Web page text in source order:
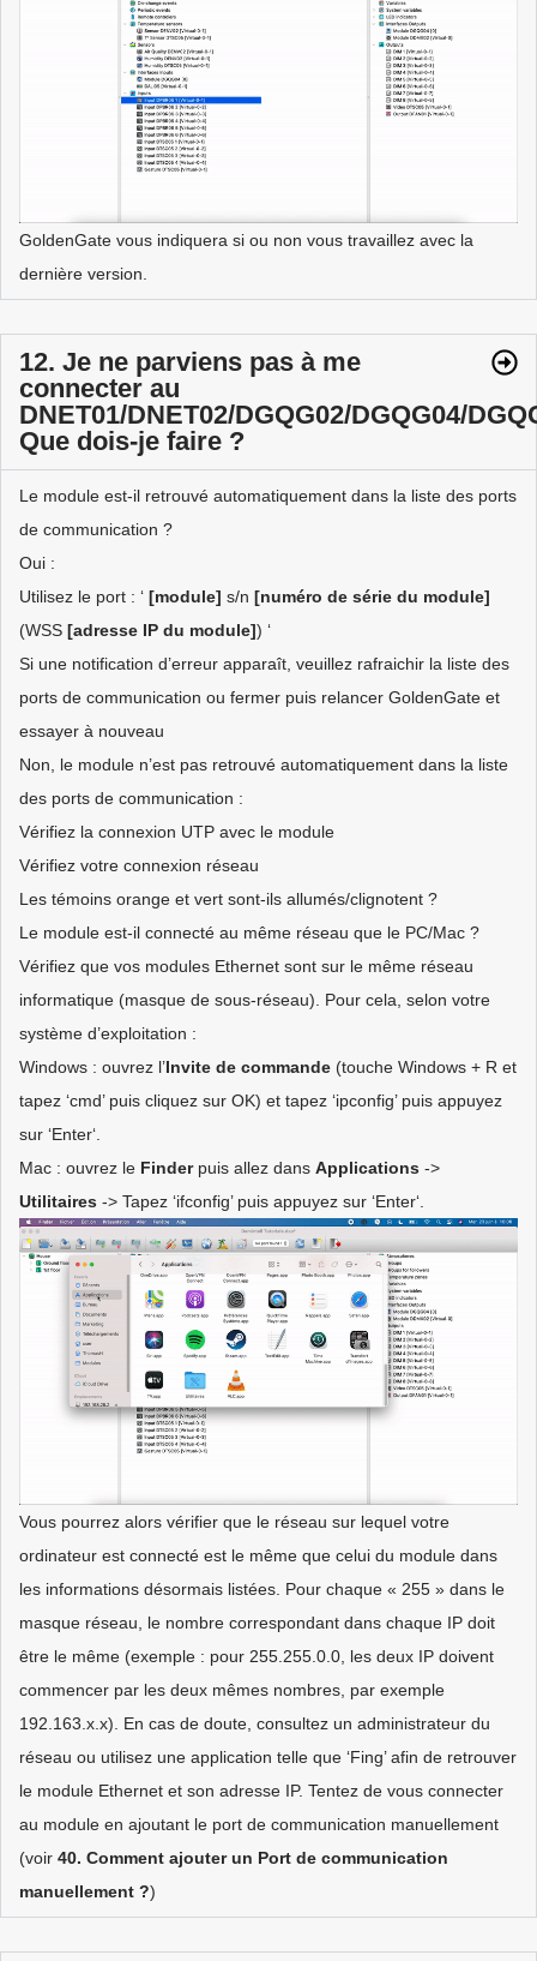
GoldenGate vous indiquera si ou non vous travaillez avec la
dernière version.
12. Je ne parviens pas à me
connecter au
DNET01/DNET02/DGQG02/DGQG04/
Que dois-je faire ?
Le module est-il retrouvé automatiquement dans la liste des ports
de communication ?
Oui :
Utilisez le port : ‘ [module] s/n [numéro de série du module]
(WSS [adresse IP du module]) ‘
Si une notification d’erreur apparaît, veuillez rafraichir la liste des
ports de communication ou fermer puis relancer GoldenGate et
essayer à nouveau
Non, le module n’est pas retrouvé automatiquement dans la liste
des ports de communication :
Vérifiez la connexion UTP avec le module
Vérifiez votre connexion réseau
Les témoins orange et vert sont-ils allumés/clignotent ?
Le module est-il connecté au même réseau que le PC/Mac ?
Vérifiez que vos modules Ethernet sont sur le même réseau
informatique (masque de sous-réseau). Pour cela, selon votre
système d’exploitation :
Windows : ouvrez l’Invite de commande (touche Windows + R et
tapez ‘cmd’ puis cliquez sur OK) et tapez ‘ipconfig’ puis appuyez
sur ‘Enter‘.
Mac : ouvrez le Finder puis allez dans Applications ->
Utilitaires -> Tapez ‘ifconfig’ puis appuyez sur ‘Enter‘.
Vous pourrez alors vérifier que le réseau sur lequel votre
ordinateur est connecté est le même que celui du module dans
les informations désormais listées. Pour chaque « 255 » dans le
masque réseau, le nombre correspondant dans chaque IP doit
être le même (exemple : pour 255.255.0.0, les deux IP doivent
commencer par les deux mêmes nombres, par exemple
192.163.x.x). En cas de doute, consultez un administrateur du
réseau ou utilisez une application telle que ‘Fing’ afin de retrouver
le module Ethernet et son adresse IP. Tentez de vous connecter
au module en ajoutant le port de communication manuellement
(voir 40. Comment ajouter un Port de communication
manuellement ?)